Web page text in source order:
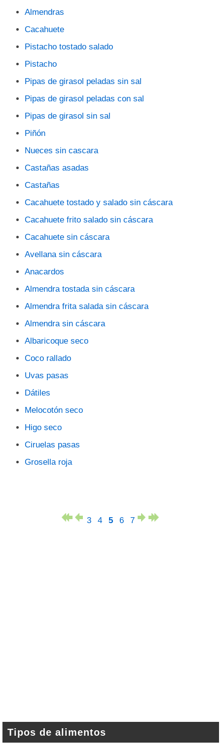
Almendras
Cacahuete
Pistacho tostado salado
Pistacho
Pipas de girasol peladas sin sal
Pipas de girasol peladas con sal
Pipas de girasol sin sal
Piñón
Nueces sin cascara
Castañas asadas
Castañas
Cacahuete tostado y salado sin cáscara
Cacahuete frito salado sin cáscara
Cacahuete sin cáscara
Avellana sin cáscara
Anacardos
Almendra tostada sin cáscara
Almendra frita salada sin cáscara
Almendra sin cáscara
Albaricoque seco
Coco rallado
Uvas pasas
Dátiles
Melocotón seco
Higo seco
Ciruelas pasas
Grosella roja
3 4 5 6 7
Tipos de alimentos